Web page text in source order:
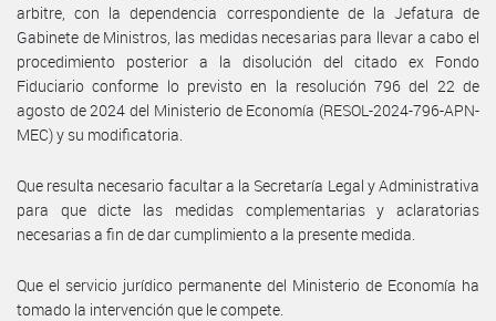
arbitre, con la dependencia correspondiente de la Jefatura de
Gabinete de Ministros, las medidas necesarias para llevar a cabo el
procedimiento posterior a la disolución del citado ex Fondo
Fiduciario conforme lo previsto en la resolución 796 del 22 de
agosto de 2024 del Ministerio de Economía (RESOL-2024-796-APN-
MEC) y su modificatoria.
Que resulta necesario facultar a la Secretaría Legal y Administrativa
para que dicte las medidas complementarias y aclaratorias
necesarias a fin de dar cumplimiento a la presente medida.
Que el servicio jurídico permanente del Ministerio de Economía ha
tomado la intervención que le compete.